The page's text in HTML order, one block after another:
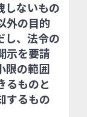
しないもの
外の目的
し、法令の
示を要請
限の範囲
るものと
するもの